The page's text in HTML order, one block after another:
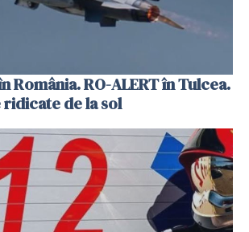
România. RO-ALERT în Tulcea.
ridicate de la sol